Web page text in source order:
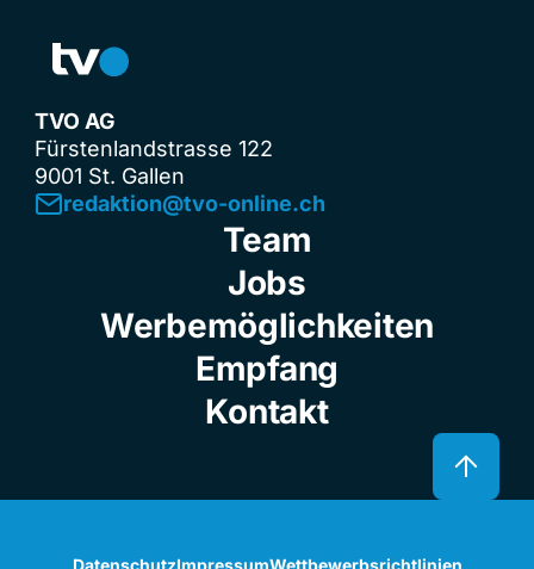
TVO AG
Fürstenlandstrasse 122
9001 St. Gallen
redaktion@tvo-online.ch
Team
Jobs
Werbemöglichkeiten
Empfang
Kontakt